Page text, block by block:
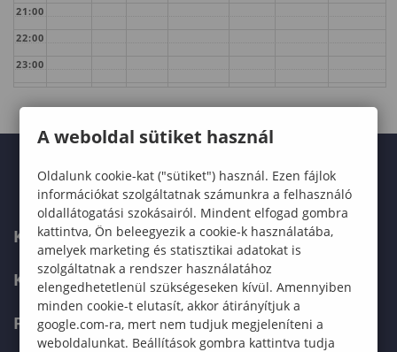
21:00
22:00
23:00
KARUNK
KÉPZÉSEK
FELVÉTELIZŐKNEK
A weboldal sütiket használ
Oldalunk cookie-kat ("sütiket") használ. Ezen fájlok
információkat szolgáltatnak számunkra a felhasználó
oldallátogatási szokásairól. Mindent elfogad gombra
kattintva, Ön beleegyezik a cookie-k használatába,
amelyek marketing és statisztikai adatokat is
szolgáltatnak a rendszer használatához
elengedhetetlenül szükségeseken kívül. Amennyiben
minden cookie-t elutasít, akkor átirányítjuk a
google.com-ra, mert nem tudjuk megjeleníteni a
weboldalunkat. Beállítások gombra kattintva tudja